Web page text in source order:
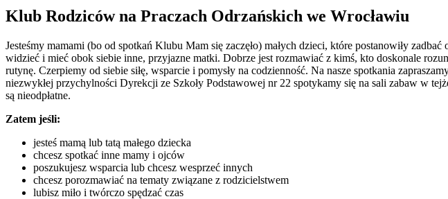
Klub Rodziców na Praczach Odrzańskich we Wrocławiu
Jesteśmy mamami (bo od spotkań Klubu Mam się zaczęło) małych dzieci, które postanowiły
widzieć i mieć obok siebie inne, przyjazne matki. Dobrze jest rozmawiać z kimś, kto doskonale
rutynę. Czerpiemy od siebie siłę, wsparcie i pomysły na codzienność. Na nasze spotkania
niezwykłej przychylności Dyrekcji ze Szkoły Podstawowej nr 22 spotykamy się na sali zabaw w
są nieodpłatne.
Zatem jeśli:
jesteś mamą lub tatą małego dziecka
chcesz spotkać inne mamy i ojców
poszukujesz wsparcia lub chcesz wesprzeć innych
chcesz porozmawiać na tematy związane z rodzicielstwem
lubisz miło i twórczo spędzać czas